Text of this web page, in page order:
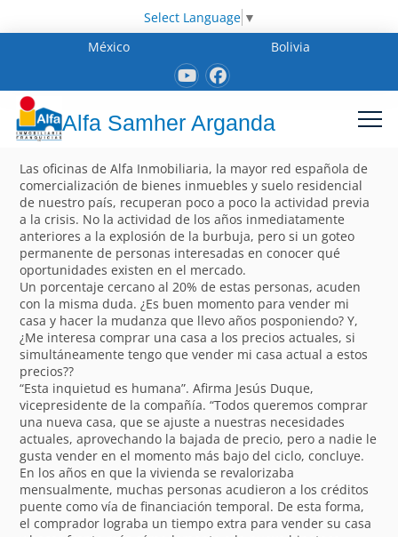
Select Language ▼
México
Bolivia
Alfa Samher Arganda
Las oficinas de Alfa Inmobiliaria, la mayor red española de
comercialización de bienes inmuebles y suelo residencial
de nuestro país, recuperan poco a poco la actividad previa
a la crisis. No la actividad de los años inmediatamente
anteriores a la explosión de la burbuja, pero si un goteo
permanente de personas interesadas en conocer qué
oportunidades existen en el mercado.
Un porcentaje cercano al 20% de estas personas, acuden
con la misma duda. ¿Es buen momento para vender mi
casa y hacer la mudanza que llevo años posponiendo? Y,
¿Me interesa comprar una casa a los precios actuales, si
simultáneamente tengo que vender mi casa actual a estos
precios??
“Esta inquietud es humana”. Afirma Jesús Duque,
vicepresidente de la compañía. “Todos queremos comprar
una nueva casa, que se ajuste a nuestras necesidades
actuales, aprovechando la bajada de precio, pero a nadie le
gusta vender en el momento más bajo del ciclo, concluye.
En los años en que la vivienda se revalorizaba
mensualmente, muchas personas acudieron a los créditos
puente como vía de financiación temporal. De esta forma,
el comprador lograba un tiempo extra para vender su casa